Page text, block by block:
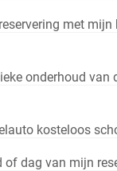
met
onderhoud van
kosteloos
of dag van mijn